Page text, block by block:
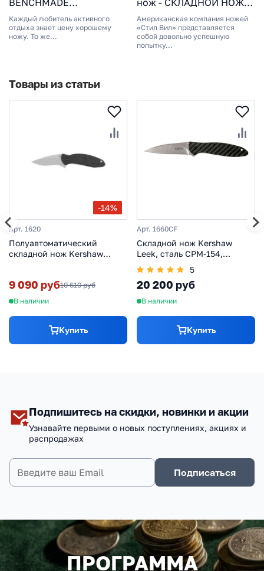
BENCHMADE
MEATCRAFTER
Каждый любитель активного
отдыха знает цену хорошему
ножу. То же...
нож - СКЛАДНОЙ НОЖ
GEKKO STEEL WILL 1505,
СТАЛЬ D2
Американская компания ножей
«Стил Вил» представляется
собой довольно успешную
попытку...
Товары из статьи
-14%
Арт. 1620
Полуавтоматический
складной нож Kershaw
9 090 руб10 610 руб
В наличии
Купить
Арт. 1660CF
Складной нож Kershaw
Leek, сталь CPM-154,
рукоять карбон
5
20 200 руб
В наличии
Купить
Подпишитесь на скидки, новинки и акции
Узнавайте первыми о новых поступлениях, акциях и
распродажах
Подписаться
ПРОГРАММА